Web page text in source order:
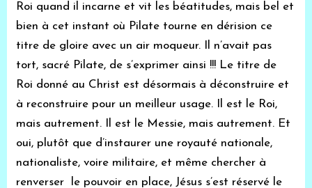
Roi quand il incarne et vit les béatitudes, mais bel et
bien à cet instant où Pilate tourne en dérision ce
titre de gloire avec un air moqueur. Il n’avait pas
tort, sacré Pilate, de s’exprimer ainsi !!! Le titre de
Roi donné au Christ est désormais à déconstruire et
à reconstruire pour un meilleur usage. Il est le Roi,
mais autrement. Il est le Messie, mais autrement. Et
oui, plutôt que d’instaurer une royauté nationale,
nationaliste, voire militaire, et même chercher à
renverser le pouvoir en place, Jésus s’est réservé le